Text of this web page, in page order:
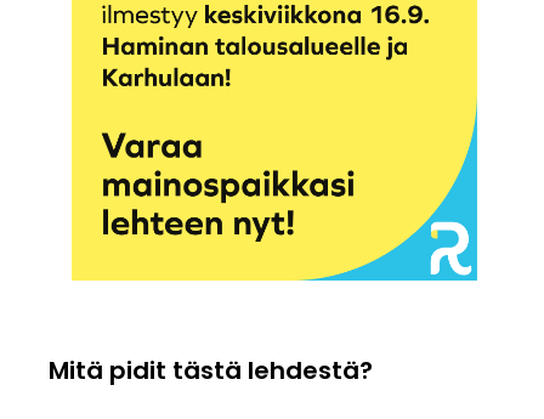
Mitä pidit tästä lehdestä?